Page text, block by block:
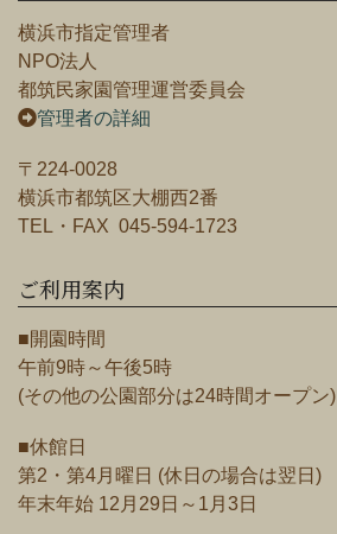
横浜市指定管理者
NPO法人
都筑民家園管理運営委員会
管理者の詳細
〒224-0028
横浜市都筑区大棚西2番
TEL・FAX 045-594-1723
ご利用案内
■開園時間
午前9時～午後5時
(その他の公園部分は24時間オープン)
■休館日
第2・第4月曜日 (休日の場合は翌日)
年末年始 12月29日～1月3日